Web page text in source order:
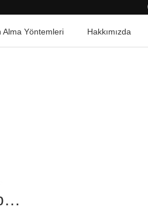
Alma Yöntemleri Hakkımızda